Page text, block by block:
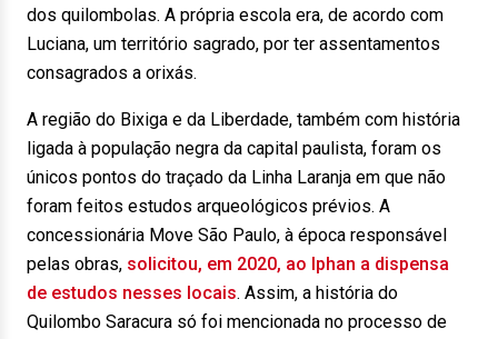
dos quilombolas. A própria escola era, de acordo com
Luciana, um território sagrado, por ter assentamentos
consagrados a orixás.
A região do Bixiga e da Liberdade, também com história
ligada à população negra da capital paulista, foram os
únicos pontos do traçado da Linha Laranja em que não
foram feitos estudos arqueológicos prévios. A
concessionária Move São Paulo, à época responsável
pelas obras, solicitou, em 2020, ao Iphan a dispensa
de estudos nesses locais. Assim, a história do
Quilombo Saracura só foi mencionada no processo de